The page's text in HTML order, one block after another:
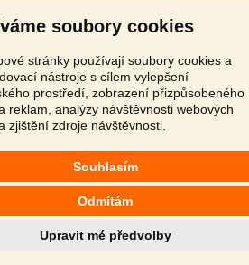
soubory cookies
stránky používají soubory cookies a
nástroje s cílem vylepšení
prostředí, zobrazení přizpůsobeného
reklam, analýzy návštěvnosti webových
zjištění zdroje návštěvnosti.
Souhlasím
Odmítám
Upravit mé předvolby
,Kontakt,Reklama,Podmínky,Ochrana údajů,
, za 24 hodin: 1976
výrazy
Rakousko